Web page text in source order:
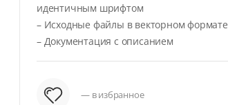
идентичным шрифтом
– Исходные файлы в векторном формате
– Документация с описанием
— в избранное